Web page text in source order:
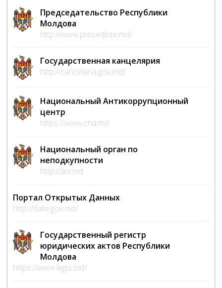
Председательство Республики
Молдова
http://www.presedinte.md/
Государственная канцелярия
http://cancelaria.gov.md/
Национальный Антикоррупционный
центр
https://www.cna.md
Национальный орган по
неподкупности
http://ani.md
Портал Открытых Данных
http://date.gov.md/
Государственный регистр
юридических актов Республики
Молдова
https://www.legis.md/